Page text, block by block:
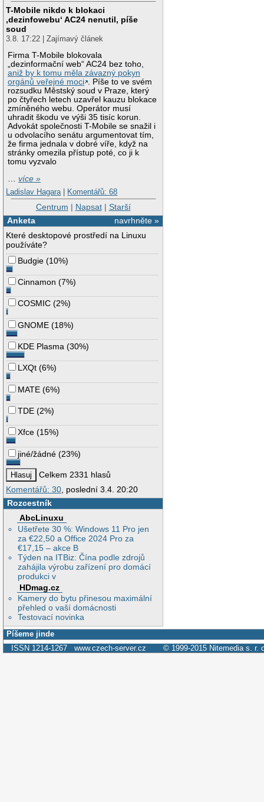
T-Mobile nikdo k blokaci
‚dezinfowebu‘ AC24 nenutil, píše
soud
3.8. 17:22 | Zajímavý článek
Firma T-Mobile blokovala
„dezinformační web“ AC24 bez toho,
aniž by k tomu měla závazný pokyn
orgánů veřejné moci . Píše to ve svém
rozsudku Městský soud v Praze, který
po čtyřech letech uzavřel kauzu blokace
zmíněného webu. Operátor musí
uhradit škodu ve výši 35 tisíc korun.
Advokát společnosti T-Mobile se snažil i
u odvolacího senátu argumentovat tím,
že firma jednala v dobré víře, když na
stránky omezila přístup poté, co ji k
tomu vyzvalo
…více »
Ladislav Hagara | Komentářů: 68
Centrum | Napsat| Starší
navrhněte »
Anketa
Které desktopové prostředí na Linuxu
používáte?
Budgie (10%)
Cinnamon (7%)
COSMIC (2%)
GNOME (18%)
KDE Plasma (30%)
LXQt (6%)
MATE (6%)
TDE (2%)
Xfce (15%)
jiné/žádné (23%)
Celkem 2331 hlasů
Komentářů: 30, poslední 3.4. 20:20
Rozcestník
AbcLinuxu
Ušetřete 30 %: Windows 11 Pro jen
za €22,50 a Office 2024 Pro za
€17,15 – akce B
Týden na ITBiz: Čína podle zdrojů
zahájila výrobu zařízení pro domácí
produkci v
HDmag.cz
Kamery do bytu přinesou maximální
přehled o vaší domácnosti
Testovací novinka
Píšeme jinde
ISSN 1214-1267 www.czech-server.cz © 1999-2015 Nitemedia s. r.